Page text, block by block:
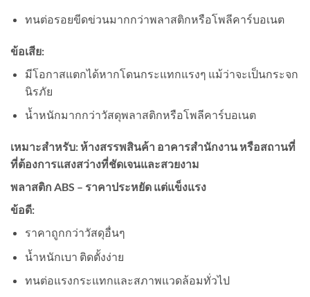
ทนต่อรอยขีดข่วนมากกว่าพลาสติกหรือโพลีคาร์บอเนต
ข้อเสีย:
มีโอกาสแตกได้หากโดนกระแทกแรงๆ แม้ว่าจะเป็นกระจก
นิรภัย
น้ำหนักมากกว่าวัสดุพลาสติกหรือโพลีคาร์บอเนต
เหมาะสำหรับ: ห้างสรรพสินค้า อาคารสำนักงาน หรือสถานที่
ที่ต้องการแสงสว่างที่ชัดเจนและสวยงาม
พลาสติก ABS – ราคาประหยัด แต่แข็งแรง
ข้อดี:
ราคาถูกกว่าวัสดุอื่นๆ
น้ำหนักเบา ติดตั้งง่าย
ทนต่อแรงกระแทกและสภาพแวดล้อมทั่วไป